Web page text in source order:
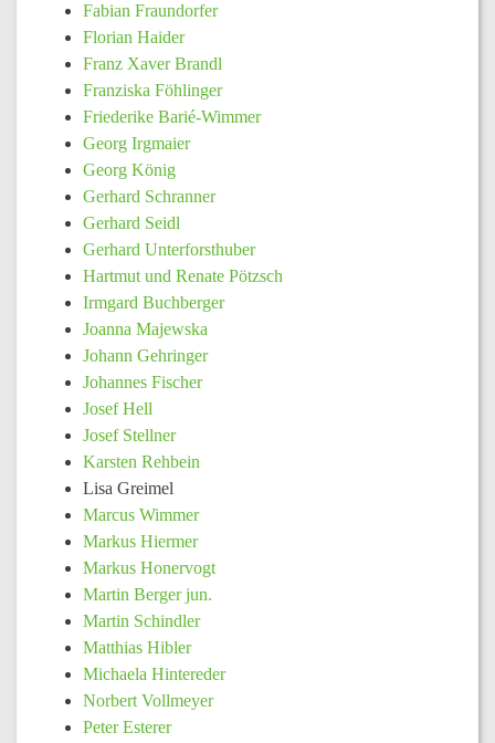
Fabian Fraundorfer
Florian Haider
Franz Xaver Brandl
Franziska Föhlinger
Friederike Barié-Wimmer
Georg Irgmaier
Georg König
Gerhard Schranner
Gerhard Seidl
Gerhard Unterforsthuber
Hartmut und Renate Pötzsch
Irmgard Buchberger
Joanna Majewska
Johann Gehringer
Johannes Fischer
Josef Hell
Josef Stellner
Karsten Rehbein
Lisa Greimel
Marcus Wimmer
Markus Hiermer
Markus Honervogt
Martin Berger jun.
Martin Schindler
Matthias Hibler
Michaela Hintereder
Norbert Vollmeyer
Peter Esterer